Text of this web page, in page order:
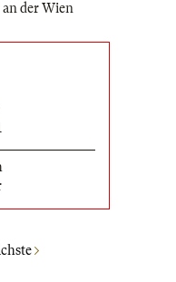
der Wien